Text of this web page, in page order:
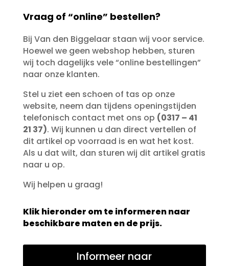
Vraag of “online” bestellen?
Bij Van den Biggelaar staan wij voor service.
Hoewel we geen webshop hebben, sturen
wij toch dagelijks vele “online bestellingen”
naar onze klanten.
Stel u ziet een schoen of tas op onze
website, neem dan tijdens openingstijden
telefonisch contact met ons op (0317 – 41
21 37). Wij kunnen u dan direct vertellen of
dit artikel op voorraad is en wat het kost.
Als u dat wilt, dan sturen wij dit artikel gratis
naar u op.
Wij helpen u graag!
Klik hieronder om te informeren naar
beschikbare maten en de prijs.
Informeer naar